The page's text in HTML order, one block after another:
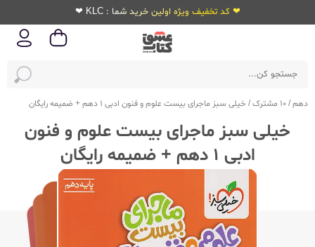
❤ کد تخفیف ویژه اولین خرید شما : KLC ❤
دهم/10 مشترک / خیلی سبز ماجرای بیست علوم و فنون ادبی 1 دهم + ضمیمه رایگان
خیلی سبز ماجرای بیست علوم و فنون
ادبی 1 دهم + ضمیمه رایگان